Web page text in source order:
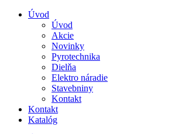
Úvod
Úvod
Akcie
Novinky
Pyrotechnika
Dielňa
Elektro náradie
Stavebniny
Kontakt
Kontakt
Katalóg